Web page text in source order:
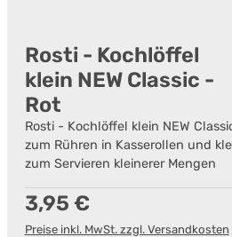
Rosti - Kochlöffel
klein NEW Classic -
Rot
Rosti - Kochlöffel klein NEW
zum Rühren in Kasserollen und
zum Servieren kleinerer Mengen
Regulärer Preis:
3,95 €
Preise inkl. MwSt. zzgl. Versandkosten